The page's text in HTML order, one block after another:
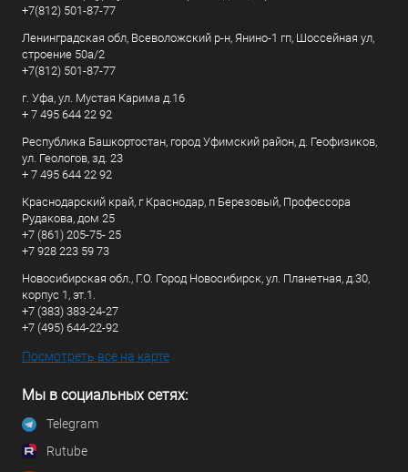
+7(812) 501-87-77
Ленинградская обл, Всеволожский р-н, Янино-1 гп, Шоссейная ул,
строение 50а/2
+7(812) 501-87-77
г. Уфа, ул. Мустая Карима д.16
+ 7 495 644 22 92
Республика Башкортостан, город Уфимский район, д. Геофизиков,
ул. Геологов, зд. 23
+ 7 495 644 22 92
Краснодарский край, г Краснодар, п Березовый, Профессора
Рудакова, дом 25
+7 (861) 205-75- 25
+7 928 223 59 73
Новосибирская обл., Г.О. Город Новосибирск, ул. Планетная, д.30,
корпус 1, эт.1.
+7 (383) 383-24-27
+7 (495) 644-22-92
Посмотреть все на карте
Мы в социальных сетях:
Telegram
Rutube